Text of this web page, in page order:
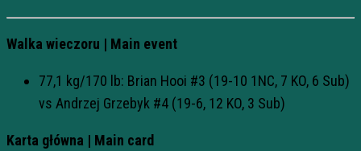
Walka wieczoru | Main event
77,1 kg/170 lb: Brian Hooi #3 (19-10 1NC, 7 KO, 6 Sub)
vs Andrzej Grzebyk #4 (19-6, 12 KO, 3 Sub)
Karta główna | Main card